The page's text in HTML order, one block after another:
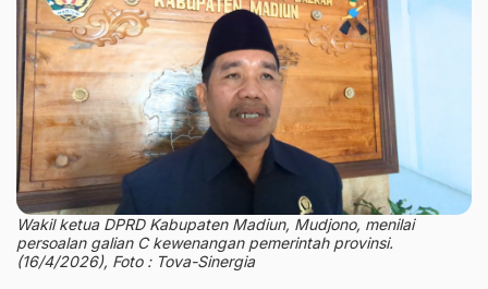
Wakil ketua DPRD Kabupaten Madiun, Mudjono, menilai
persoalan galian C kewenangan pemerintah provinsi.
(16/4/2026), Foto : Tova-Sinergia